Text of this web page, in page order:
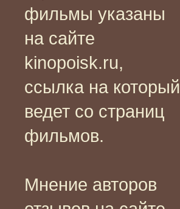
фильмы указаны
на сайте
kinopoisk.ru,
ссылка на который
ведет со страниц
фильмов.
Мнение авторов